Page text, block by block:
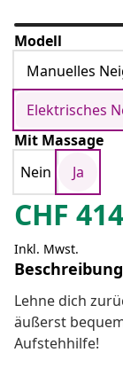
Modell
Manuelles
Elektrisches
Mit Massage
Nein
Ja
CHF 414
Inkl. Mwst.
Beschreibung
Lehne dich
äußerst
Aufstehhilfe!